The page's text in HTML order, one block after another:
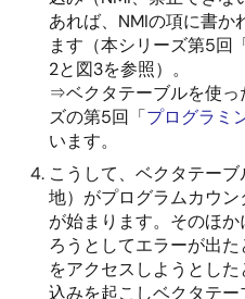
あれば、NMIの項に書か
ます（本シリーズ第5回
2と図3を参照）。
⇒ベクタテーブルを使っ
ズの第5回「プログラミ
います。
こうして、ベクタテー
地）がプログラムカウ
が始まります。そのほ
ろうとしてエラーが出
をアクセスしようとし
込みを起こしベクタテ